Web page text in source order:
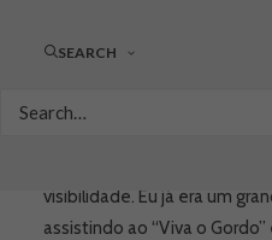
SEARCH
quando um de seus
alegria e uma oportunidade
visibilidade. Eu já era um
assistindo ao “Viva o